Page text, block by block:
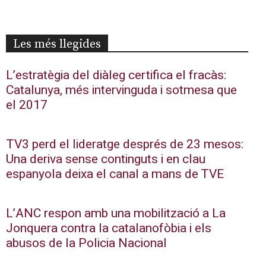
Les més llegides
L’estratègia del diàleg certifica el fracàs:
Catalunya, més intervinguda i sotmesa que
el 2017
TV3 perd el lideratge després de 23 mesos:
Una deriva sense continguts i en clau
espanyola deixa el canal a mans de TVE
L’ANC respon amb una mobilització a La
Jonquera contra la catalanofòbia i els
abusos de la Policia Nacional